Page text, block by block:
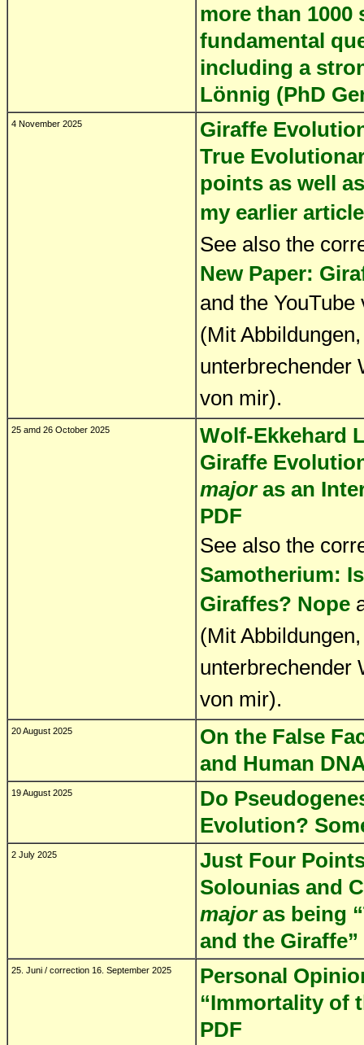
more than
fundamental
including a
Lönnig (PhD
4 November 2025
Giraffe
True
points as well
my earlier
See also the
New Paper:
and the
(Mit
unterbrechender
von mir).
25 amd 26 October 2025
Wolf-Ekkehard
Giraffe
majoras an
PDF
See also the
Samotherium:
Giraffes? Nope
(Mit
unterbrechender
von mir).
20 August 2025
On the False
and Human
19 August 2025
Do
Evolution?
2 July 2025
Just Four
Solounias and
majoras being
and the Giraffe”
25. Juni / correction 16. September 2025
Personal
“Immortality of
PDF